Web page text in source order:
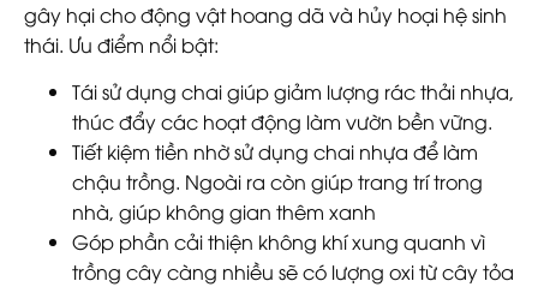
gây hại cho động vật hoang dã và hủy hoại hệ sinh
thái. Ưu điểm nổi bật:
Tái sử dụng chai giúp giảm lượng rác thải nhựa,
thúc đẩy các hoạt động làm vườn bền vững.
Tiết kiệm tiền nhờ sử dụng chai nhựa để làm
chậu trồng. Ngoài ra còn giúp trang trí trong
nhà, giúp không gian thêm xanh
Góp phần cải thiện không khí xung quanh vì
trồng cây càng nhiều sẽ có lượng oxi từ cây tỏa